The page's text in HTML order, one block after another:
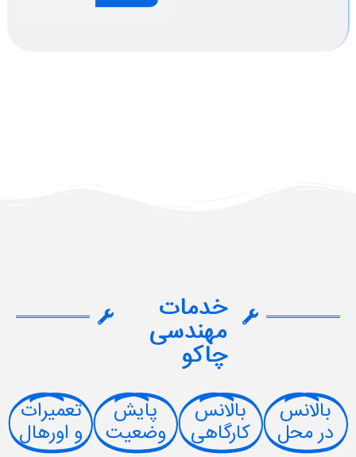
خدمات
مهندسی
چاکو
بالانس
در محل
بالانس
کارگاهی
پایش
وضعیت
تعمیرات
و اورهال